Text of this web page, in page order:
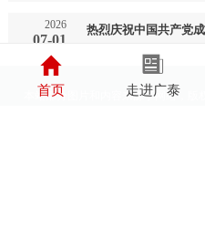
2026
07-01
热烈庆祝中国共产党
本站部分图片和内容来源于网络，
首页 走进广泰